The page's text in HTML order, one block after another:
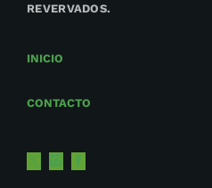
REVERVADOS.
INICIO
CONTACTO